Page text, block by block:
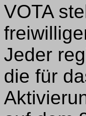
VOTA
Jeder
die für